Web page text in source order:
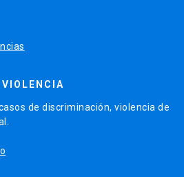
de discriminación, violencia de